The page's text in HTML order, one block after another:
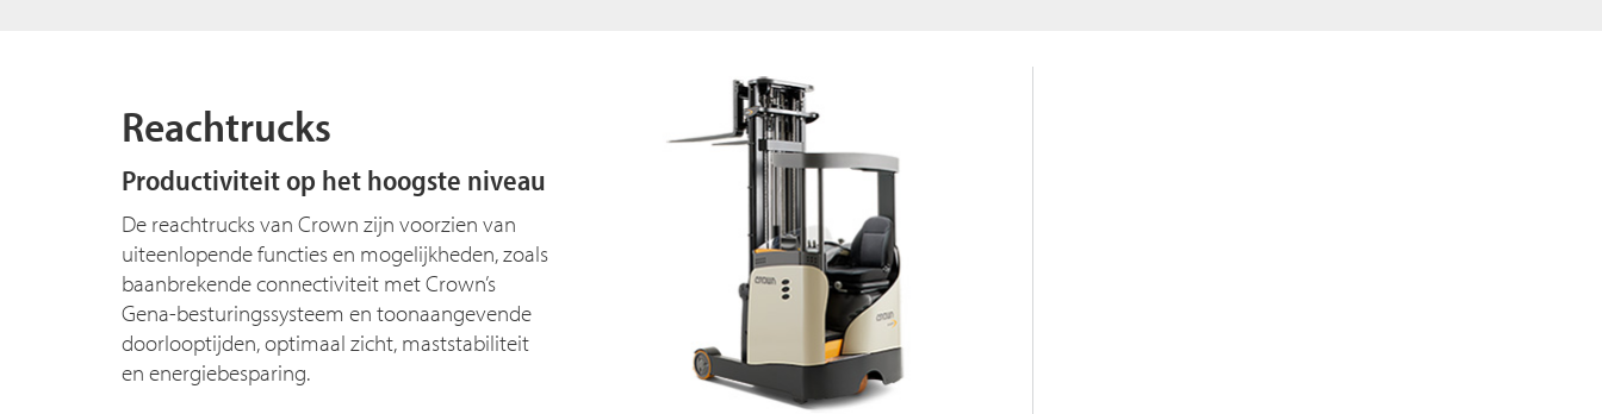
Reachtrucks
Productiviteit op het hoogste niveau
De reachtrucks van Crown zijn voorzien van
uiteenlopende functies en mogelijkheden, zoals
baanbrekende connectiviteit met Crown’s
Gena-besturingssysteem en toonaangevende
doorlooptijden, optimaal zicht, maststabiliteit
en energiebesparing.